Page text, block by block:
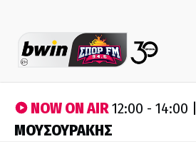
NOW ON AIR12:00 - 14:00 |
ΜΟΥΣΟΥΡΑΚΗΣ